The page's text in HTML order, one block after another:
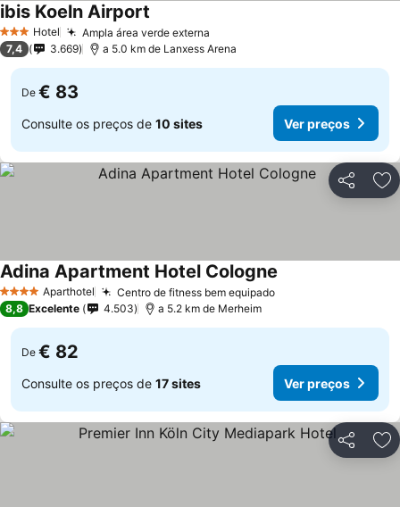
3 EstrelasHotel Ampla área verde externa
ibis Koeln Airport
7,4 3.669 a 5.0 km de Lanxess Arena
De € 83
Consulte os preços de 10 sites Ver preços
Partilhar
4 EstrelasAparthotel Centro de fitness bem equipado
Adina Apartment Hotel Cologne
8,8 Excelente 4.503 a 5.2 km de Merheim
De € 82
Consulte os preços de 17 sites Ver preços
Partilhar